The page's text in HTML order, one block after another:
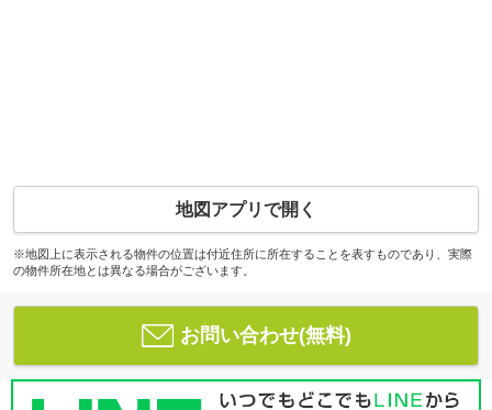
地図アプリで開く
※地図上に表示される物件の位置は付近住所に所在することを表すものであり、実際
の物件所在地とは異なる場合がございます。
お問い合わせ(無料)